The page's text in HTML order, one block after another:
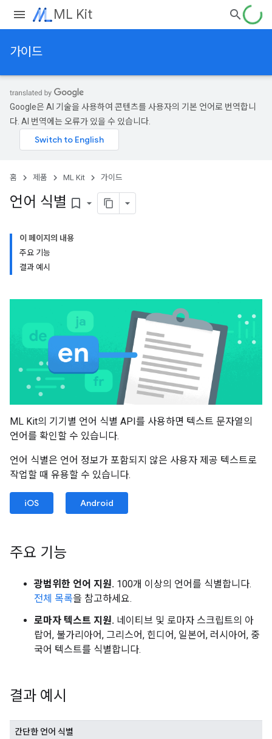
ML Kit
가이드
Google은 AI 기술을 사용하여 콘텐츠를 사용자의 기본 언어로 번역합니
다. AI 번역에는 오류가 있을 수 있습니다.
홈 제품 ML Kit 가이드
언어 식별 bookmark_border
이 페이지의 내용
주요 기능
결과 예시
ML Kit의 기기별 언어 식별 API를 사용하면 텍스트 문자열의
언어를 확인할 수 있습니다.
언어 식별은 언어 정보가 포함되지 않은 사용자 제공 텍스트로
작업할 때 유용할 수 있습니다.
iOS Android
주요 기능
광범위한 언어 지원. 100개 이상의 언어를 식별합니다.
전체 목록을 참고하세요.
로마자 텍스트 지원. 네이티브 및 로마자 스크립트의 아
랍어, 불가리아어, 그리스어, 힌디어, 일본어, 러시아어, 중
국어 텍스트를 식별합니다.
결과 예시
간단한 언어 식별